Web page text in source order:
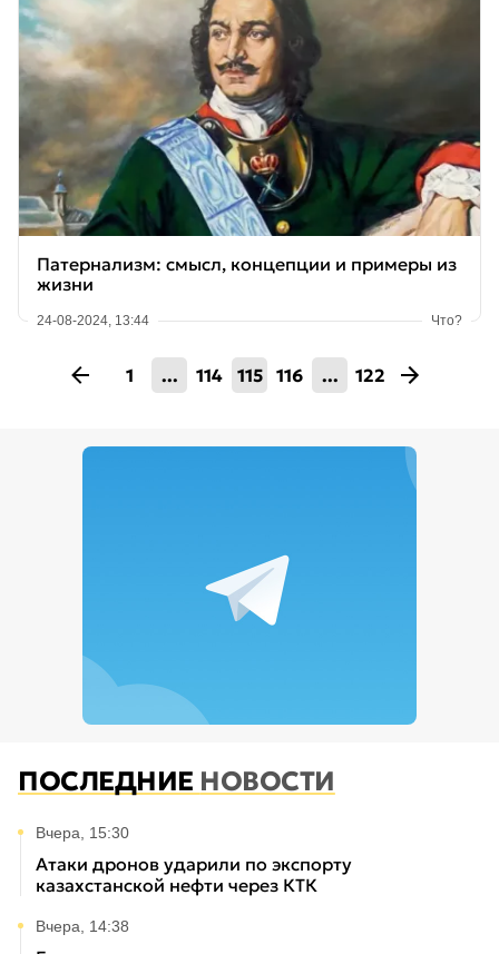
Патернализм: смысл, концепции и примеры из
жизни
24-08-2024, 13:44 Что?
1 ... 114 115 116 ... 122
ПОСЛЕДНИЕ НОВОСТИ
Вчера, 15:30
Атаки дронов ударили по экспорту
казахстанской нефти через КТК
Вчера, 14:38